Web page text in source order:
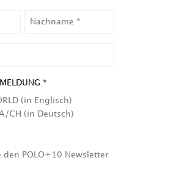
*
(in Englisch)
CH (in Deutsch)
den POLO+10 Newsletter